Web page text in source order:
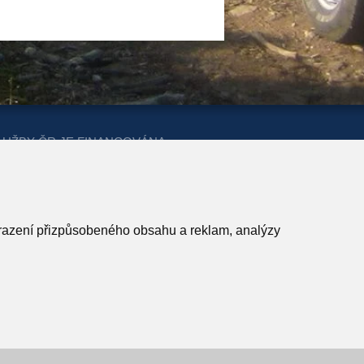
přizpůsobeného obsahu a reklam, analýzy
ČR JE FINANCOVÁNA